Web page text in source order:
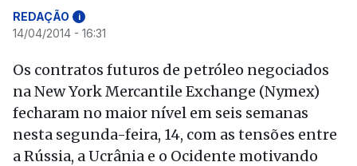
REDAÇÃO i
14/04/2014 - 16:31
Os contratos futuros de petróleo negociados
na New York Mercantile Exchange (Nymex)
fecharam no maior nível em seis semanas
nesta segunda-feira, 14, com as tensões entre
a Rússia, a Ucrânia e o Ocidente motivando